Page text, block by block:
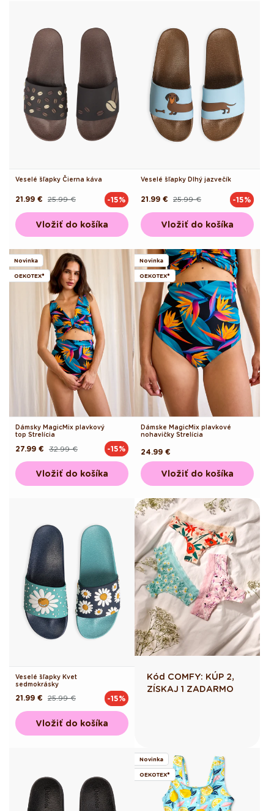
Veselé šľapky Čierna káva
Pôvodná25.99 €
Akciová
21.99 € -15%
Vložiť do košíka
Veselé šľapky Dlhý jazvečík
Pôvodná25.99 €
Akciová
21.99 € -15%
Vložiť do košíka
Novinka
OEKOTEX®
Dámsky MagicMix plavkový
top Strelícia
Pôvodná32.99 €
Akciová
27.99 € -15%
Vložiť do košíka
Novinka
OEKOTEX®
Dámske MagicMix plavkové
nohavičky Strelícia
Pôvodná
cena
24.99 €
Vložiť do košíka
Veselé šľapky Kvet
sedmokrásky
Pôvodná25.99 €
Akciová
21.99 € -15%
Vložiť do košíka
Kód COMFY: KÚP 2,
ZÍSKAJ 1 ZADARMO
Novinka
OEKOTEX®